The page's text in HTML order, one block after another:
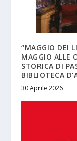
“MAGGIO DEI
MAGGIO ALLE
STORICA DI
BIBLIOTECA
30 Aprile 2026